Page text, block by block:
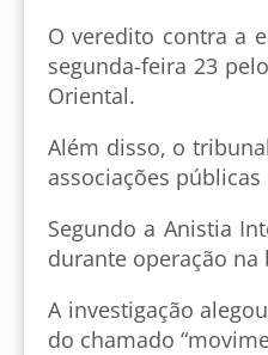
O veredito contra a
segunda-feira 23
Oriental.
Além disso, o
associações
Segundo a Anistia
durante operação na
A investigação
do chamado